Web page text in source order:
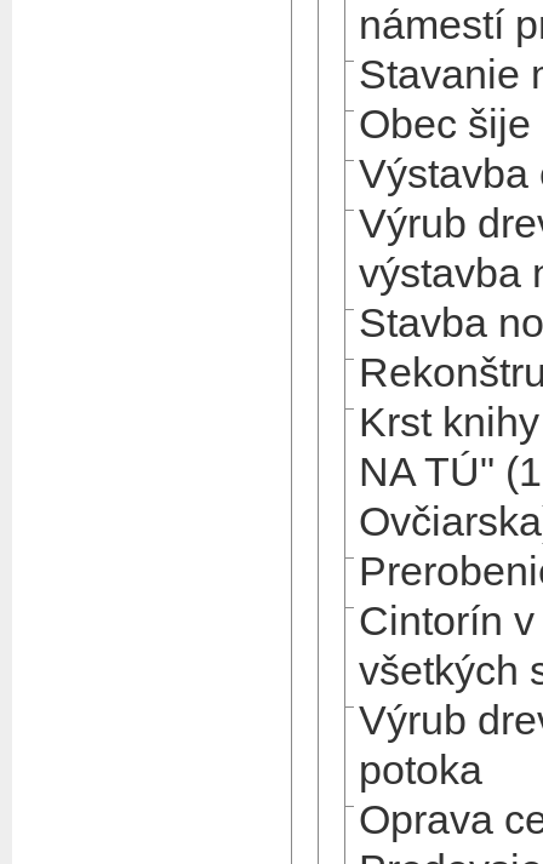
námestí
Stavanie
Obec šije
Výstavba
Výrub
výstavba
Stavba
Krst
NA TÚ"
Cintorín
všetkých
Výrub
potoka
Oprava